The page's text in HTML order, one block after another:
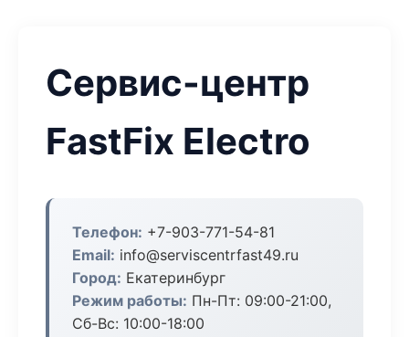
Сервис-центр
FastFix Electro
Телефон: +7-903-771-54-81
Email: info@serviscentrfast49.ru
Город: Екатеринбург
Режим работы: Пн-Пт: 09:00-21:00,
Сб-Вс: 10:00-18:00